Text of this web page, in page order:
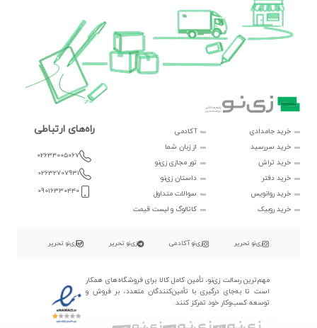
خرید جامدادی
خرید سررسید
خرید تراش
خرید دفتر
خرید روانویس
خرید روبیک
آکادمی
از زبان شما
تور مجازی زی‌نو
داستان زی‌نو
سوالات متداول
کاتالوگ و لیست قیمت
راه‌های ارتباطی
02634005067
02632707931
09016330440
زی‌نو تحریر زی‌نو آکادمی زی‌نو تحریر زی‌نو تحریر
مهم‌ترین رسالت زی‌نو، تأمین کامل کالا برای فروشگاه‌های همکار
است تا به‌جای درگیری با تأمین‌کنندگان متعدد، بر فروش و
توسعه کسب‌وکار خود تمرکز کنند.